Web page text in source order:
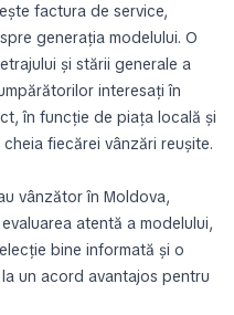
factura de service,
generația modelului. O
și stării generale a
interesați în
în funcție de piața locală și
fiecărei vânzări reușite.
vânzător în Moldova,
atentă a modelului,
bine informată și o
un acord avantajos pentru